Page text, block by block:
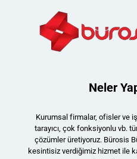
Neler
Kurumsal firmalar, ofisler ve
tarayıcı, çok fonksiyonlu vb.
çözümler üretiyoruz. Bürosis
kesintisiz verdiğimiz hizmet ile